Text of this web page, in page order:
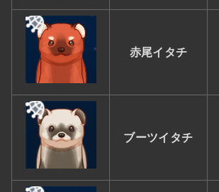
赤尾イタチ
ブーツイタチ